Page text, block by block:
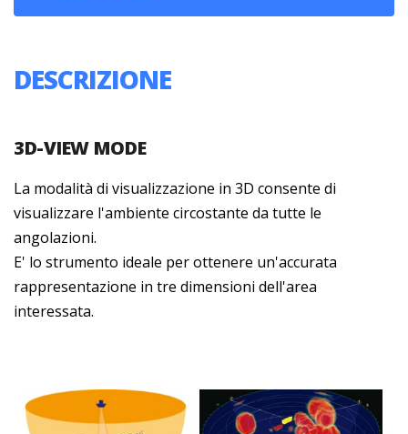
DESCRIZIONE
3D-VIEW MODE
La modalità di visualizzazione in 3D consente di
visualizzare l'ambiente circostante da tutte le
angolazioni.
E' lo strumento ideale per ottenere un'accurata
rappresentazione in tre dimensioni dell'area
interessata.